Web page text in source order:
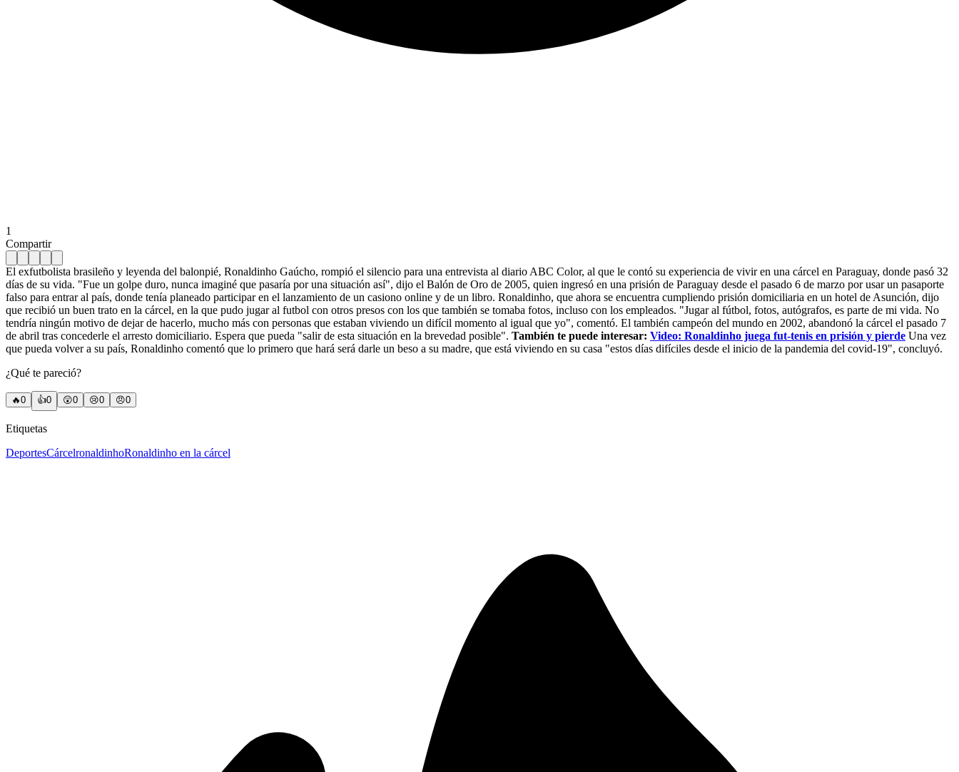
1
Compartir
El exfutbolista brasileño y leyenda del balonpié, Ronaldinho Gaúcho, rompió el silencio para una entrevista al diario ABC Color, al que le contó su experiencia de vivir en una cárcel en Paraguay, donde pasó 32
días de su vida. "Fue un golpe duro, nunca imaginé que pasaría por una situación así", dijo el Balón de Oro de 2005, quien ingresó en una prisión de Paraguay desde el pasado 6 de marzo por usar un pasaporte
falso para entrar al país, donde tenía planeado participar en el lanzamiento de un casiono online y de un libro. Ronaldinho, que ahora se encuentra cumpliendo prisión domiciliaria en un hotel de Asunción, dijo
que recibió un buen trato en la cárcel, en la que pudo jugar al futbol con otros presos con los que también se tomaba fotos, incluso con los empleados. "Jugar al fútbol, fotos, autógrafos, es parte de mi vida. No
tendría ningún motivo de dejar de hacerlo, mucho más con personas que estaban viviendo un difícil momento al igual que yo", comentó. El también campeón del mundo en 2002, abandonó la cárcel el pasado 7
de abril tras concederle el arresto domiciliario. Espera que pueda "salir de esta situación en la brevedad posible". También te puede interesar: Video: Ronaldinho juega fut-tenis en prisión y pierde Una vez
que pueda volver a su país, Ronaldinho comentó que lo primero que hará será darle un beso a su madre, que está viviendo en su casa "estos días difíciles desde el inicio de la pandemia del covid-19", concluyó.
¿Qué te pareció?
🔥0 👍0 😲0 😢0 😠0
Etiquetas
DeportesCárcelronaldinhoRonaldinho en la cárcel